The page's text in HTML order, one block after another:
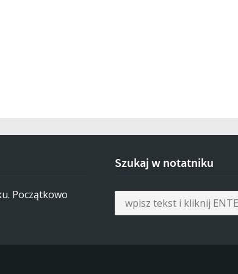
Początkowo
Szukaj w notatniku